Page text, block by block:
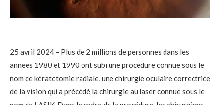
25 avril 2024 – Plus de 2 millions de personnes dans les
années 1980 et 1990 ont subi une procédure connue sous le
nom dekératotomie radiale, une chirurgie oculaire correctrice
de la vision qui a précédé la chirurgie au laser connue sous le